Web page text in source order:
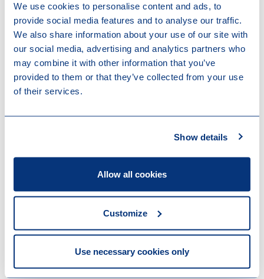
We use cookies to personalise content and ads, to
provide social media features and to analyse our traffic.
We also share information about your use of our site with
our social media, advertising and analytics partners who
may combine it with other information that you’ve
provided to them or that they’ve collected from your use
of their services.
Show details
Allow all cookies
Customize
Use necessary cookies only
Meerdere titularissen -
verduidelijking?
In ons vorig artikelhaalden wij aan dat het
wetsontwerp niet bepaalt hoe een effectenrekening
zal worden belast bij meerdere titularissen wanneer
(ten minste) één titularis het toepasselijk
In het goedgekeurd wetsontwerp is toegevoegd dat
waarmee België een dubbelbelastingverdrag heeft
afgesloten en op basis waarvan België niet meer
heffingsbevoegd is over het vermogen.
De toevoeging van het zinsdeel “of laatste”
verduidelijkt deze kwestie o.i. echter niet,